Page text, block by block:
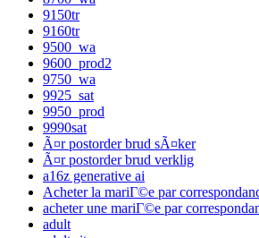
9150tr
9160tr
9500_wa
9600_prod2
9750_wa
9925_sat
9950_prod
9990sat
Ã¤r postorder brud sÃ¤ker
Ã¤r postorder brud verklig
a16z generative ai
Acheter la mariГ©e par
acheter une mariГ©e par
adult